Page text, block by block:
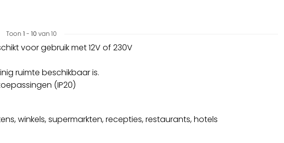
Toon 1 - 10 van 10
voor gebruik met 12V of 230V
ruimte beschikbaar is.
(IP20)
winkels, supermarkten, recepties, restaurants, hotels